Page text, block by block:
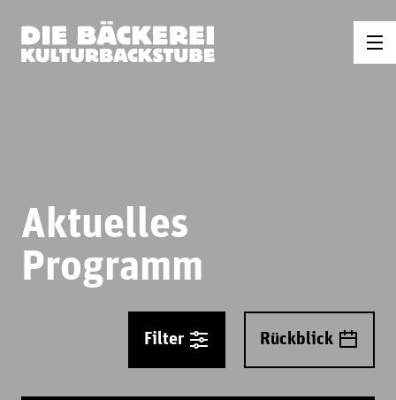
Aktuelles
Programm
Filter Rückblick